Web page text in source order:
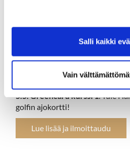
Salli kaikki
Vain
puraiseeko golfkärpänen?
Lue lisää ja ilmoittaudu
5.5. Greencard kurssi 1. Tule
golfin ajokortti!
Lue lisää ja ilmoittaudu